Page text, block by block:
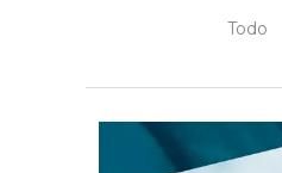
Todo